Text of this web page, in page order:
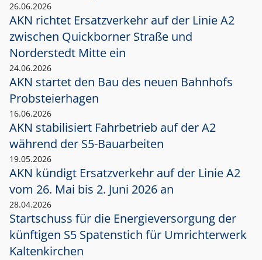
26.06.2026
AKN richtet Ersatzverkehr auf der Linie A2
zwischen Quickborner Straße und
Norderstedt Mitte ein
24.06.2026
AKN startet den Bau des neuen Bahnhofs
Probsteierhagen
16.06.2026
AKN stabilisiert Fahrbetrieb auf der A2
während der S5-Bauarbeiten
19.05.2026
AKN kündigt Ersatzverkehr auf der Linie A2
vom 26. Mai bis 2. Juni 2026 an
28.04.2026
Startschuss für die Energieversorgung der
künftigen S5 Spatenstich für Umrichterwerk
Kaltenkirchen